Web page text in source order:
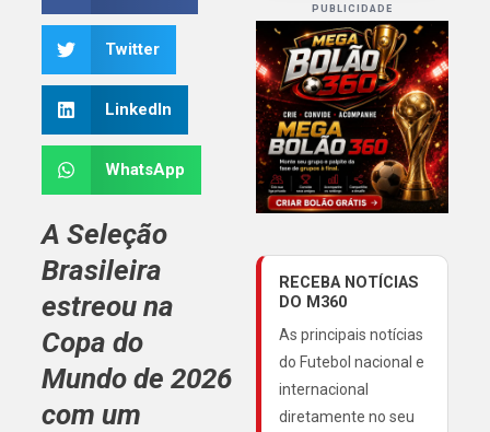
Twitter
LinkedIn
WhatsApp
A Seleção
Brasileira
estreou na
Copa do
Mundo de 2026
com um
PUBLICIDADE
RECEBA NOTÍCIAS
DO M360
As principais notícias
do Futebol nacional e
internacional
diretamente no seu